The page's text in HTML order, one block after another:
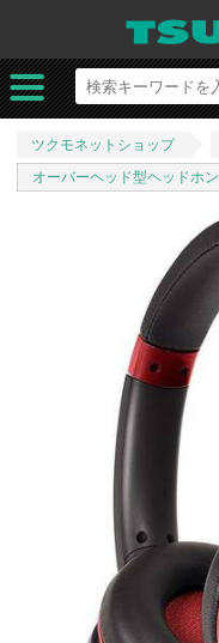
ツクモネットショップ
オーバーヘッド型ヘッドホン